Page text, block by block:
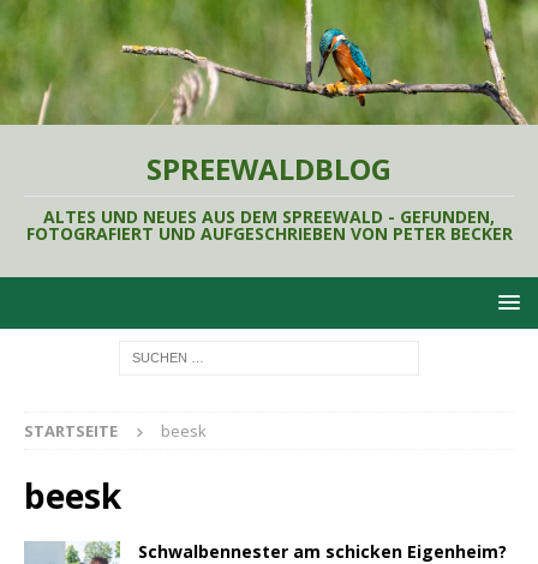
SPREEWALDBLOG
ALTES UND NEUES AUS DEM SPREEWALD - GEFUNDEN,
FOTOGRAFIERT UND AUFGESCHRIEBEN VON PETER BECKER
STARTSEITE beesk
beesk
Schwalbennester am schicken Eigenheim?